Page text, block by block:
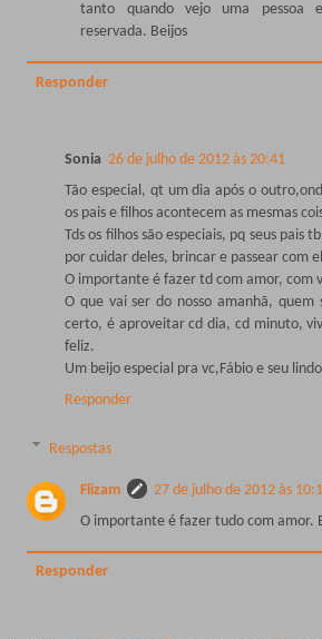
tanto quando vejo uma pessoa
reservada. Beijos
Responder
Sonia 26 de julho de 2012 às 20:41
Tão especial, qt um dia após o
os pais e filhos acontecem as mesmas
Tds os filhos são especiais, pq seus pais
por cuidar deles, brincar e passear com
O importante é fazer td com amor, com
O que vai ser do nosso amanhã, quem
certo, é aproveitar cd dia, cd minuto,
feliz.
Um beijo especial pra vc,Fábio e seu
Responder
Respostas
Flizam
27 de julho de 2012 às
O importante é fazer tudo com amor.
Responder